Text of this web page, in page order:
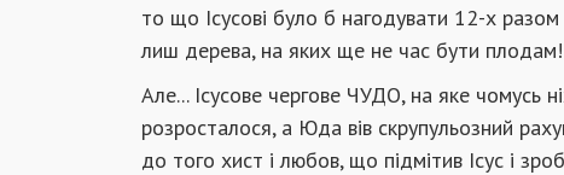
то що Ісусові було б нагодувати 12-х
лиш дерева, на яких ще не час бути плодам!
Але... Ісусове чергове ЧУДО, на яке чомусь
розросталося, а Юда вів скрупульозний
до того хист і любов, що підмітив Ісус і